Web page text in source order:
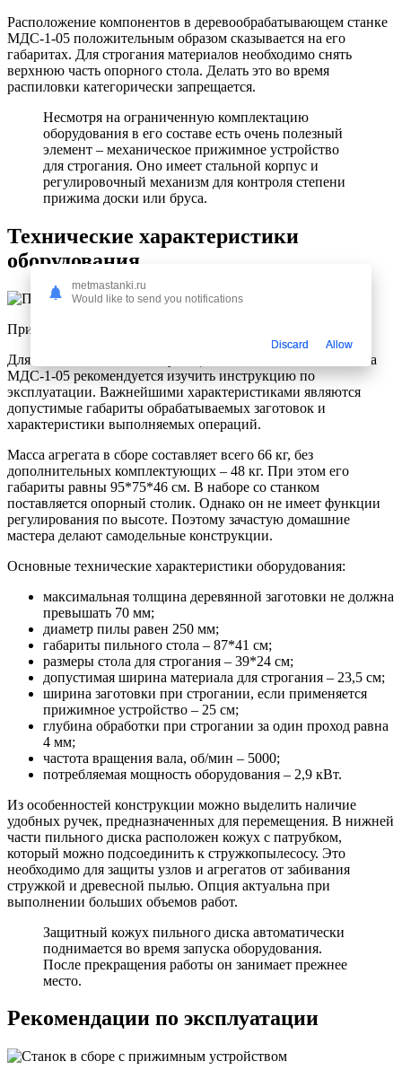
Расположение компонентов в деревообрабатывающем станке
МДС-1-05 положительным образом сказывается на его
габаритах. Для строгания материалов необходимо снять
верхнюю часть опорного стола. Делать это во время
распиловки категорически запрещается.
Несмотря на ограниченную комплектацию
оборудования в его составе есть очень полезный
элемент – механическое прижимное устройство
для строгания. Оно имеет стальной корпус и
регулировочный механизм для контроля степени
прижима доски или бруса.
Технические характеристики
оборудования
Прижимное устройство
Для ознакомления с эксплуатационными качествами станка
МДС-1-05 рекомендуется изучить инструкцию по
эксплуатации. Важнейшими характеристиками являются
допустимые габариты обрабатываемых заготовок и
характеристики выполняемых операций.
Масса агрегата в сборе составляет всего 66 кг, без
дополнительных комплектующих – 48 кг. При этом его
габариты равны 95*75*46 см. В наборе со станком
поставляется опорный столик. Однако он не имеет функции
регулирования по высоте. Поэтому зачастую домашние
мастера делают самодельные конструкции.
Основные технические характеристики оборудования:
максимальная толщина деревянной заготовки не должна
превышать 70 мм;
диаметр пилы равен 250 мм;
габариты пильного стола – 87*41 см;
размеры стола для строгания – 39*24 см;
допустимая ширина материала для строгания – 23,5 см;
ширина заготовки при строгании, если применяется
прижимное устройство – 25 см;
глубина обработки при строгании за один проход равна
4 мм;
частота вращения вала, об/мин – 5000;
потребляемая мощность оборудования – 2,9 кВт.
Из особенностей конструкции можно выделить наличие
удобных ручек, предназначенных для перемещения. В нижней
части пильного диска расположен кожух с патрубком,
который можно подсоединить к стружкопылесосу. Это
необходимо для защиты узлов и агрегатов от забивания
стружкой и древесной пылью. Опция актуальна при
выполнении больших объемов работ.
Защитный кожух пильного диска автоматически
поднимается во время запуска оборудования.
После прекращения работы он занимает прежнее
место.
Рекомендации по эксплуатации
metmastanki.ru
Would like to send you notifications
Discard Allow